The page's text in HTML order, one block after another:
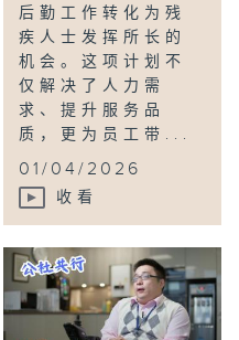
后勤工作转化为残
疾人士发挥所长的
机会。这项计划不
仅解决了人力需
求、提升服务品
质，更为员工带...
01/04/2026
收看